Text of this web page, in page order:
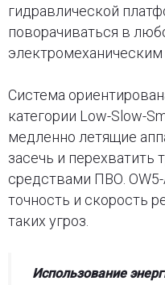
гидравлической
поворачиваться в
электромеханическим
Система
категории Low-Slow-
медленно летящие
засечь и перехватить
средствами ПВО.
точность и скорость
таких угроз.
Использование